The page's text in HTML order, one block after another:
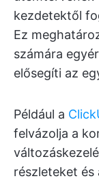
kezdetektől
Ez
számára
elősegíti az
Például a
felvázolja a
részleteket és